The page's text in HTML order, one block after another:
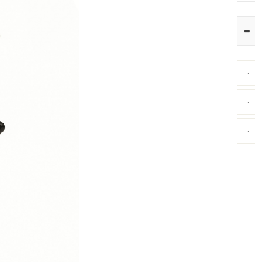
·
·
·